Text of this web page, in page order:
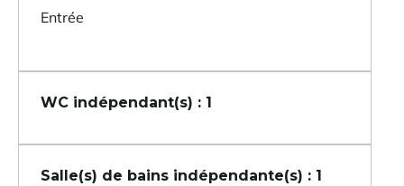
Entrée
WC indépendant(s) : 1
Salle(s) de bains indépendante(s) : 1